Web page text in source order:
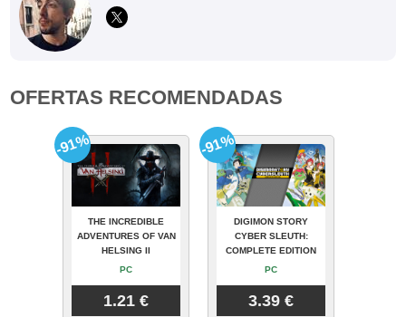
OFERTAS RECOMENDADAS
THE INCREDIBLE
ADVENTURES OF VAN
HELSING II
PC
1.21 €
-91%
DIGIMON STORY
CYBER SLEUTH:
COMPLETE EDITION
PC
3.39 €
-91%